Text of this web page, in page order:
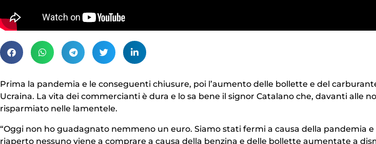
Prima la pandemia e le conseguenti chiusure, poi l’aumento delle bollette e del
Ucraina. La vita dei commercianti è dura e lo sa bene il signor Catalano che, davanti alle
risparmiato nelle lamentele.
“Oggi non ho guadagnato nemmeno un euro. Siamo stati fermi a causa della pandemia
riaperto nessuno viene a comprare a causa della benzina e delle bollette aumentate a